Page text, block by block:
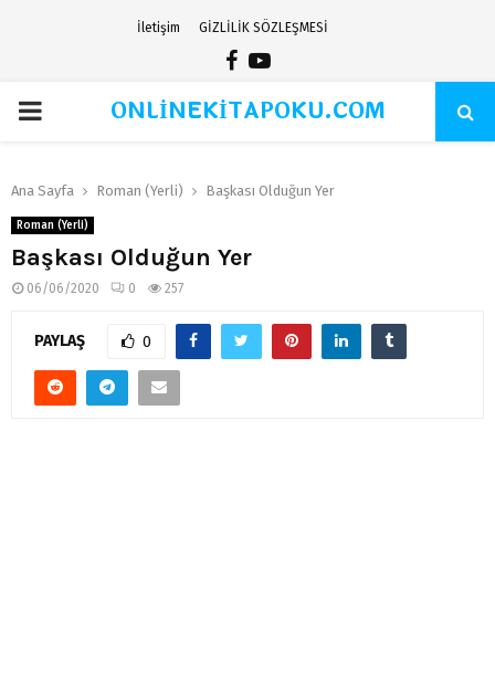
İletişim GİZLİLİK SÖZLEŞMESİ
Facebook
Youtube
PRIMARYONLİNEKİTAPOKU.COM
Ana Sayfa Roman (Yerli) Başkası Olduğun Yer
Roman (Yerli)
Başkası Olduğun Yer
06/06/2020 0 257
PAYLAŞ 0